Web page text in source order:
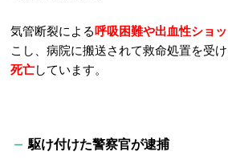
気管断裂による呼吸困難や出血性ショ
こし、病院に搬送されて救命処置を受け
死亡しています。
駆け付けた警察官が逮捕